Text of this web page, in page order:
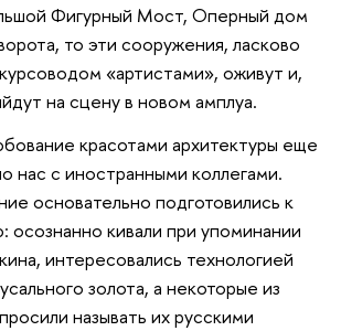
Фигурный Мост, Оперный дом
то эти сооружения, ласково
«артистами», оживут и,
на сцену в новом амплуа.
красотами архитектуры еще
нас с иностранными коллегами.
основательно подготовились к
осознанно кивали при упоминании
интересовались технологией
золота, а некоторые из
называть их русскими